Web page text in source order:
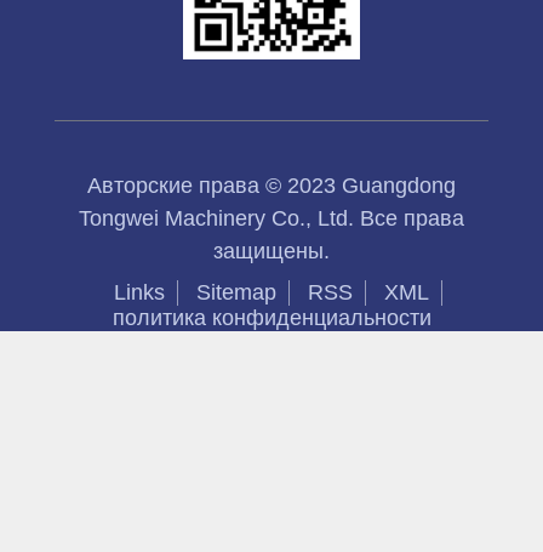
Авторские права © 2023 Guangdong
Tongwei Machinery Co., Ltd. Все права
защищены.
Links
Sitemap RSS
XML
политика конфиденциальности